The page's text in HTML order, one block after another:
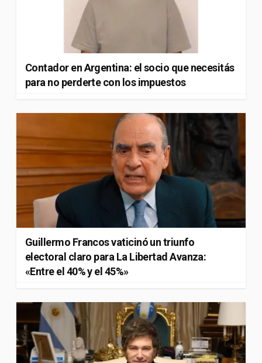
Contador en Argentina: el socio que necesitás
para no perderte con los impuestos
Guillermo Francos vaticinó un triunfo
electoral claro para La Libertad Avanza:
«Entre el 40% y el 45%»